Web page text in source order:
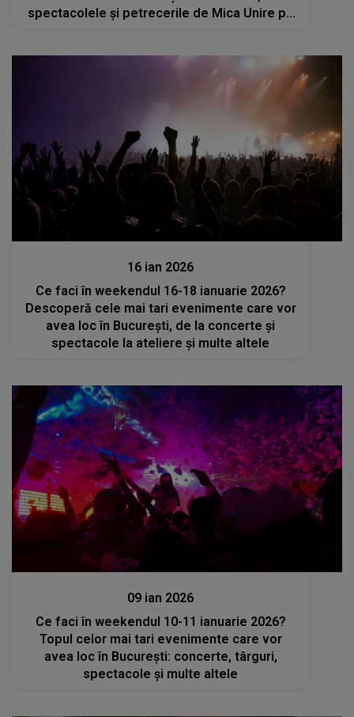
spectacolele și petrecerile de Mica Unire pe
16 ian 2026
Ce faci în weekendul 16-18 ianuarie 2026?
Descoperă cele mai tari evenimente care vor
avea loc în București, de la concerte și
spectacole la ateliere și multe altele
Divertisment
09 ian 2026
Ce faci în weekendul 10-11 ianuarie 2026?
Topul celor mai tari evenimente care vor
avea loc în București: concerte, târguri,
spectacole și multe altele